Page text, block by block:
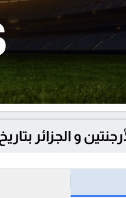
17/6/2026 في كأس العالم 2026™